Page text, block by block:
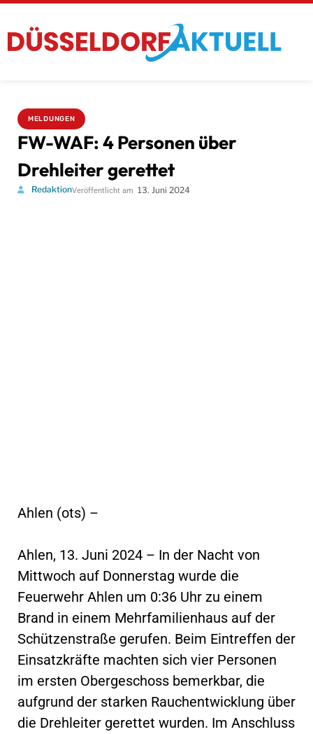
MELDUNGEN
FW-WAF: 4 Personen über
Drehleiter gerettet
RedaktionVeröffentlicht am 13. Juni 2024
Ahlen (ots) –
Ahlen, 13. Juni 2024 – In der Nacht von
Mittwoch auf Donnerstag wurde die
Feuerwehr Ahlen um 0:36 Uhr zu einem
Brand in einem Mehrfamilienhaus auf der
Schützenstraße gerufen. Beim Eintreffen der
Einsatzkräfte machten sich vier Personen
im ersten Obergeschoss bemerkbar, die
aufgrund der starken Rauchentwicklung über
die Drehleiter gerettet wurden. Im Anschluss